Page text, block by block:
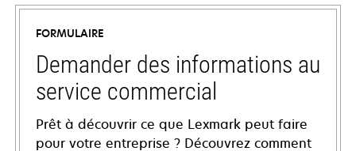
FORMULAIRE
Demander des informations au
service commercial
Prêt à découvrir ce que Lexmark peut faire
pour votre entreprise ? Découvrez comment